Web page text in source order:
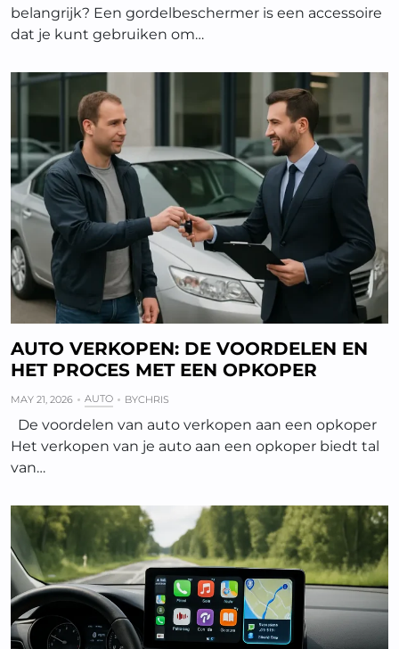
belangrijk? Een gordelbeschermer is een accessoire
dat je kunt gebruiken om…
AUTO VERKOPEN: DE VOORDELEN EN
HET PROCES MET EEN OPKOPER
MAY 21, 2026 AUTO BYCHRIS
De voordelen van auto verkopen aan een opkoper
Het verkopen van je auto aan een opkoper biedt tal
van…